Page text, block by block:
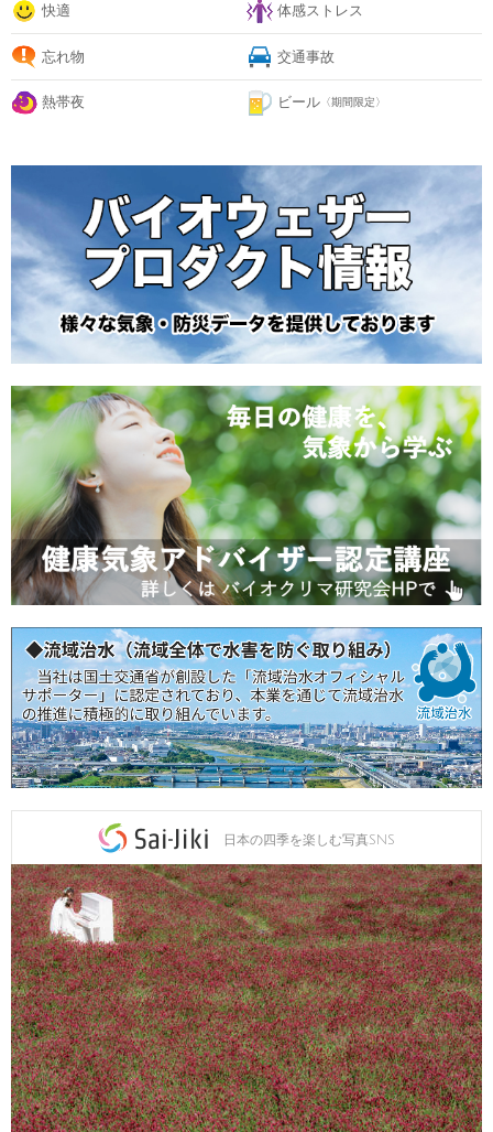
快適 体感ストレス
忘れ物 交通事故
熱帯夜 ビール 〈期間限定〉
日本の四季を楽しむ写真SNS